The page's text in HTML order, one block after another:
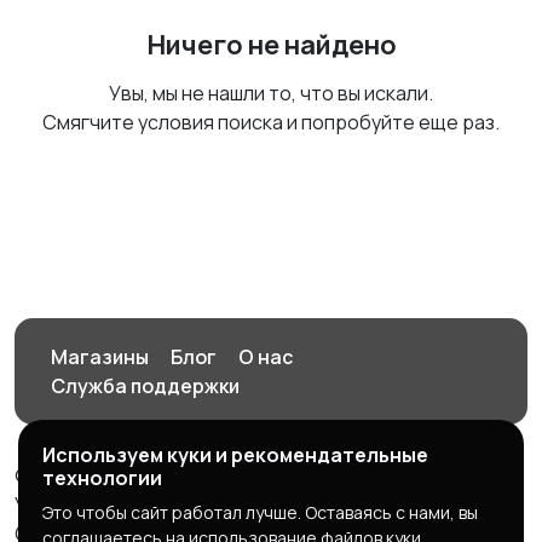
Ничего не найдено
Увы, мы не нашли то, что вы искали.
Смягчите условия поиска и попробуйте еще раз.
Магазины Блог
О нас
Служба поддержки
© 2026 Орен-АЙ - Авто | Недвижимость | Работа |
Услуги
Создал Карусов Е.С ООО "ЦПК" ИНН 5609203278 ОГРН
Используем куки и рекомендательные
технологии
Это чтобы сайт работал лучше. Оставаясь с нами, вы